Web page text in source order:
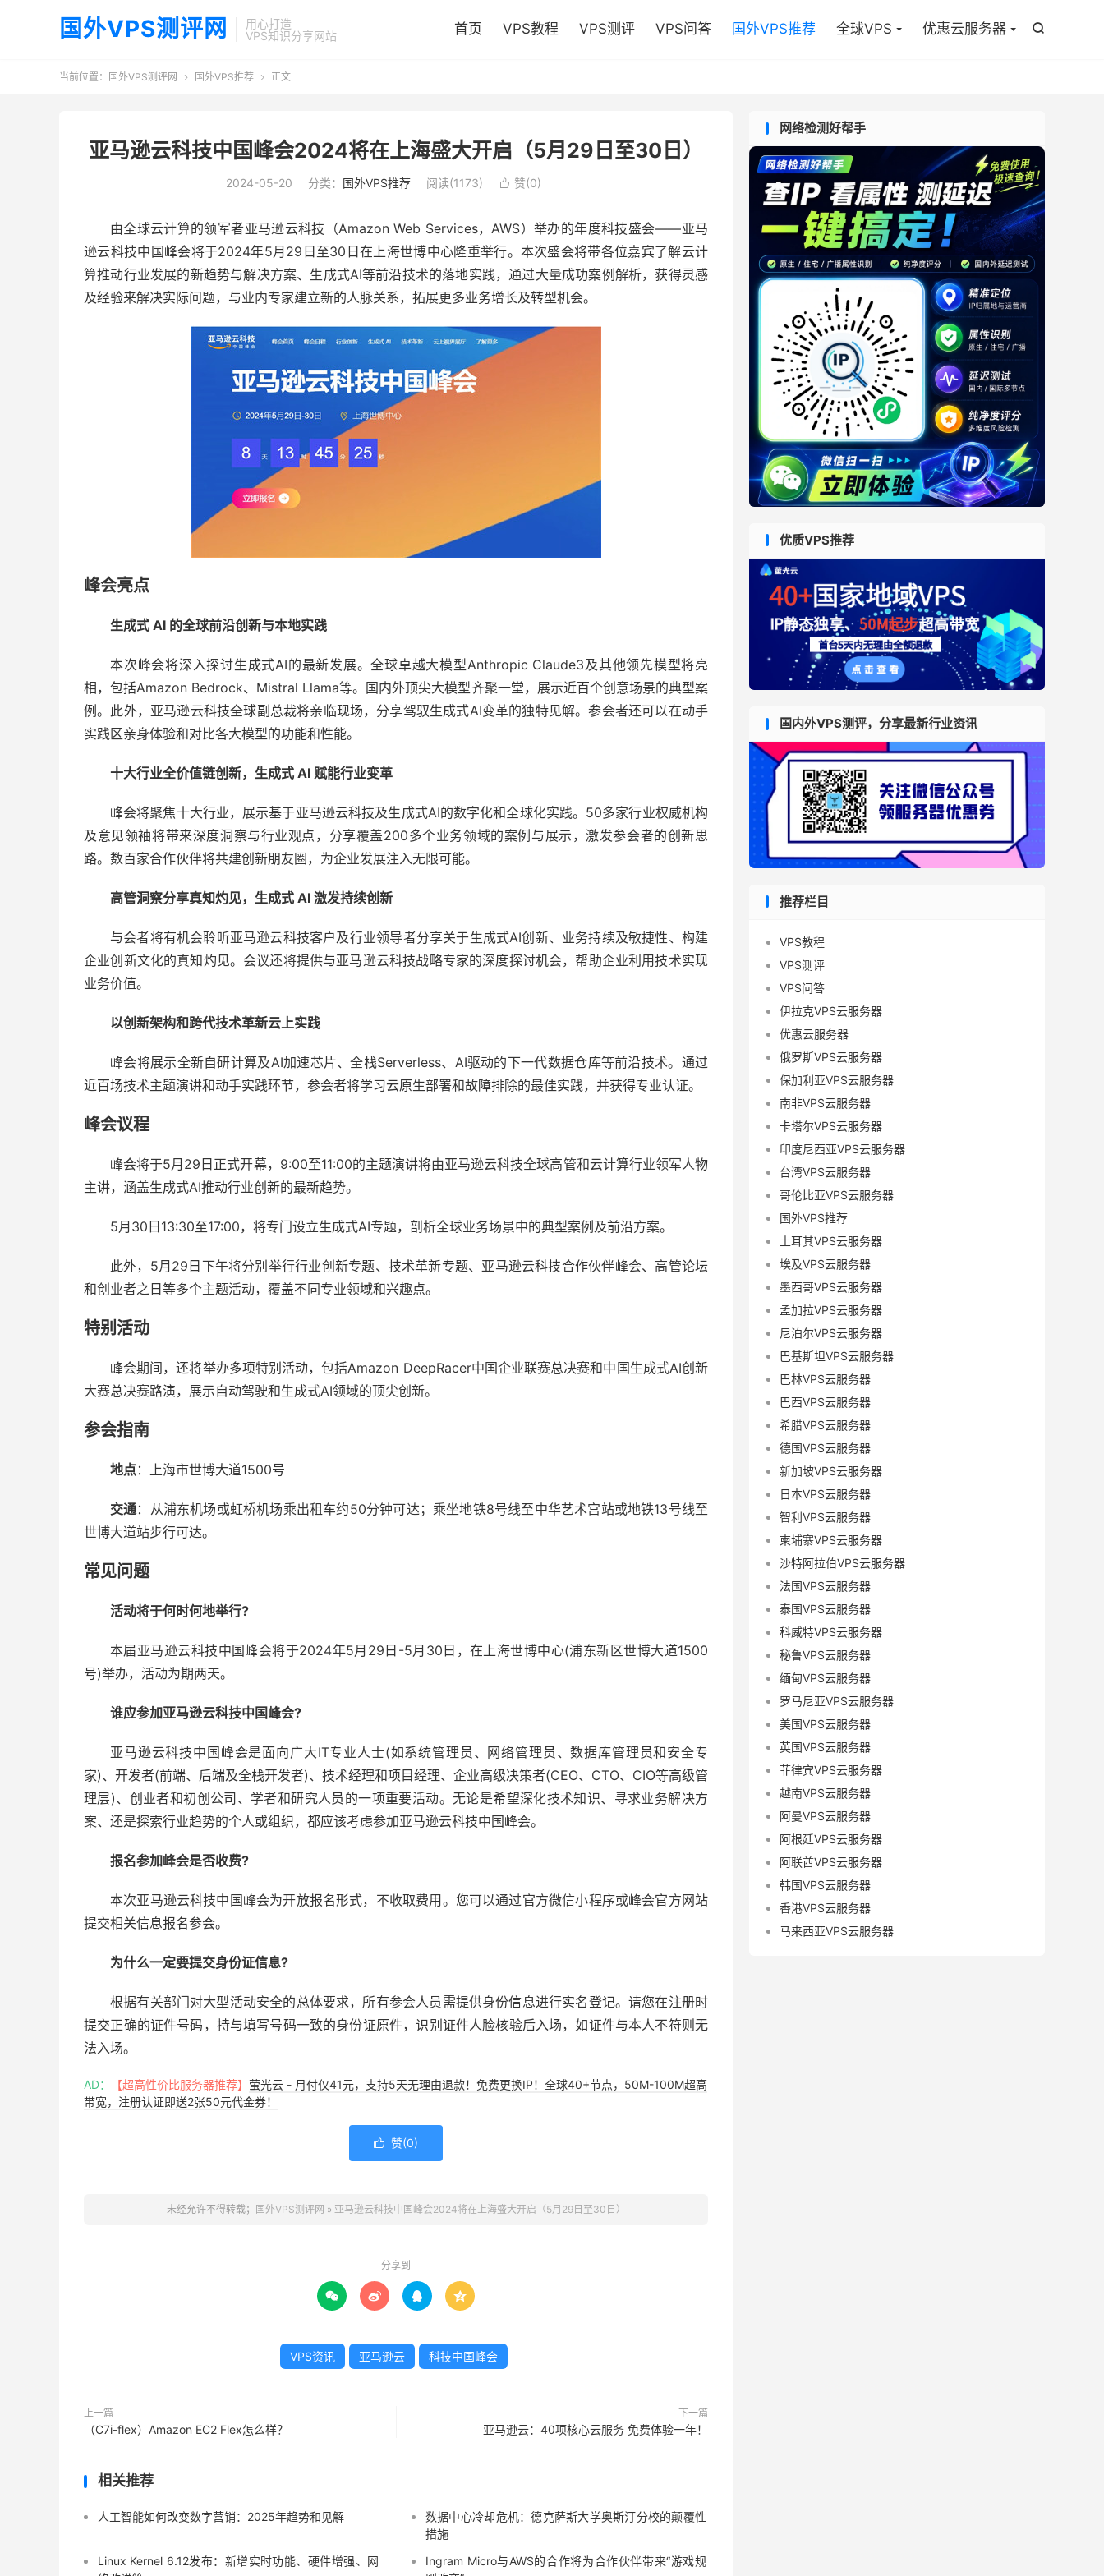
国外VPS测评网
用心打造
VPS知识分享网站

首页 VPS教程 VPS测评 VPS问答 国外VPS推荐 全球VPS 优惠云服务器
当前位置： 国外VPS测评网  国外VPS推荐  正文
亚马逊云科技中国峰会2024将在上海盛大开启（5月29日至30日）
2024-05-20 分类： 国外VPS推荐 阅读(1173)  赞(0)
由全球云计算的领军者亚马逊云科技（Amazon Web Services，AWS）举办的年度科技盛会——亚马
逊云科技中国峰会将于2024年5月29日至30日在上海世博中心隆重举行。本次盛会将带各位嘉宾了解云计
算推动行业发展的新趋势与解决方案、生成式AI等前沿技术的落地实践，通过大量成功案例解析，获得灵感
及经验来解决实际问题，与业内专家建立新的人脉关系，拓展更多业务增长及转型机会。
峰会亮点
生成式 AI 的全球前沿创新与本地实践
本次峰会将深入探讨生成式AI的最新发展。全球卓越大模型Anthropic Claude3及其他领先模型将亮
相，包括Amazon Bedrock、Mistral Llama等。国内外顶尖大模型齐聚一堂，展示近百个创意场景的典型案
例。此外，亚马逊云科技全球副总裁将亲临现场，分享驾驭生成式AI变革的独特见解。参会者还可以在动手
实践区亲身体验和对比各大模型的功能和性能。
十大行业全价值链创新，生成式 AI 赋能行业变革
峰会将聚焦十大行业，展示基于亚马逊云科技及生成式AI的数字化和全球化实践。50多家行业权威机构
及意见领袖将带来深度洞察与行业观点，分享覆盖200多个业务领域的案例与展示，激发参会者的创新思
路。数百家合作伙伴将共建创新朋友圈，为企业发展注入无限可能。
高管洞察分享真知灼见，生成式 AI 激发持续创新
与会者将有机会聆听亚马逊云科技客户及行业领导者分享关于生成式AI创新、业务持续及敏捷性、构建
企业创新文化的真知灼见。会议还将提供与亚马逊云科技战略专家的深度探讨机会，帮助企业利用技术实现
业务价值。
以创新架构和跨代技术革新云上实践
峰会将展示全新自研计算及AI加速芯片、全栈Serverless、AI驱动的下一代数据仓库等前沿技术。通过
近百场技术主题演讲和动手实践环节，参会者将学习云原生部署和故障排除的最佳实践，并获得专业认证。
峰会议程
峰会将于5月29日正式开幕，9:00至11:00的主题演讲将由亚马逊云科技全球高管和云计算行业领军人物
主讲，涵盖生成式AI推动行业创新的最新趋势。
5月30日13:30至17:00，将专门设立生成式AI专题，剖析全球业务场景中的典型案例及前沿方案。
此外，5月29日下午将分别举行行业创新专题、技术革新专题、亚马逊云科技合作伙伴峰会、高管论坛
和创业者之日等多个主题活动，覆盖不同专业领域和兴趣点。
特别活动
峰会期间，还将举办多项特别活动，包括Amazon DeepRacer中国企业联赛总决赛和中国生成式AI创新
大赛总决赛路演，展示自动驾驶和生成式AI领域的顶尖创新。
参会指南
地点：上海市世博大道1500号
交通：从浦东机场或虹桥机场乘出租车约50分钟可达；乘坐地铁8号线至中华艺术宫站或地铁13号线至
世博大道站步行可达。
常见问题
活动将于何时何地举行?
本届亚马逊云科技中国峰会将于2024年5月29日-5月30日，在上海世博中心(浦东新区世博大道1500
号)举办，活动为期两天。
谁应参加亚马逊云科技中国峰会?
亚马逊云科技中国峰会是面向广大IT专业人士(如系统管理员、网络管理员、数据库管理员和安全专
家)、开发者(前端、后端及全栈开发者)、技术经理和项目经理、企业高级决策者(CEO、CTO、CIO等高级管
理层)、创业者和初创公司、学者和研究人员的一项重要活动。无论是希望深化技术知识、寻求业务解决方
案、还是探索行业趋势的个人或组织，都应该考虑参加亚马逊云科技中国峰会。
报名参加峰会是否收费?
本次亚马逊云科技中国峰会为开放报名形式，不收取费用。您可以通过官方微信小程序或峰会官方网站
提交相关信息报名参会。
为什么一定要提交身份证信息?
根据有关部门对大型活动安全的总体要求，所有参会人员需提供身份信息进行实名登记。请您在注册时
提交正确的证件号码，持与填写号码一致的身份证原件，识别证件人脸核验后入场，如证件与本人不符则无
法入场。
AD： 【超高性价比服务器推荐】 萤光云 - 月付仅41元，支持5天无理由退款！免费更换IP！全球40+节点，50M-100M超高
带宽，注册认证即送2张50元代金券！
 赞(0)
未经允许不得转载； 国外VPS测评网 » 亚马逊云科技中国峰会2024将在上海盛大开启（5月29日至30日）
分享到
   
VPS资讯 亚马逊云 科技中国峰会
上一篇
（C7i-flex）Amazon EC2 Flex怎么样？
下一篇
亚马逊云：40项核心云服务 免费体验一年！
相关推荐
人工智能如何改变数字营销：2025年趋势和见解
数据中心冷却危机：德克萨斯大学奥斯汀分校的颠覆性
措施
Linux Kernel 6.12发布：新增实时功能、硬件增强、网
Ingram Micro与AWS的合作将为合作伙伴带来“游戏规
网络检测好帮手
优质VPS推荐
国内外VPS测评，分享最新行业资讯
推荐栏目
VPS教程
VPS测评
VPS问答
伊拉克VPS云服务器
优惠云服务器
俄罗斯VPS云服务器
保加利亚VPS云服务器
南非VPS云服务器
卡塔尔VPS云服务器
印度尼西亚VPS云服务器
台湾VPS云服务器
哥伦比亚VPS云服务器
国外VPS推荐
土耳其VPS云服务器
埃及VPS云服务器
墨西哥VPS云服务器
孟加拉VPS云服务器
尼泊尔VPS云服务器
巴基斯坦VPS云服务器
巴林VPS云服务器
巴西VPS云服务器
希腊VPS云服务器
德国VPS云服务器
新加坡VPS云服务器
日本VPS云服务器
智利VPS云服务器
柬埔寨VPS云服务器
沙特阿拉伯VPS云服务器
法国VPS云服务器
泰国VPS云服务器
科威特VPS云服务器
秘鲁VPS云服务器
缅甸VPS云服务器
罗马尼亚VPS云服务器
美国VPS云服务器
英国VPS云服务器
菲律宾VPS云服务器
越南VPS云服务器
阿曼VPS云服务器
阿根廷VPS云服务器
阿联酋VPS云服务器
韩国VPS云服务器
香港VPS云服务器
马来西亚VPS云服务器